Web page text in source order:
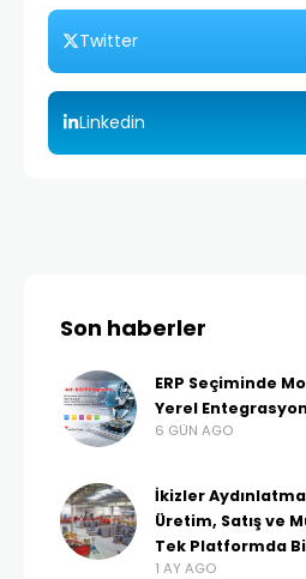
Twitter
Linkedin
Son haberler
ERP Seçiminde
Yerel
6 GÜN AGO
İkizler
Üretim, Satış ve
Tek Platformda
1 AY AGO